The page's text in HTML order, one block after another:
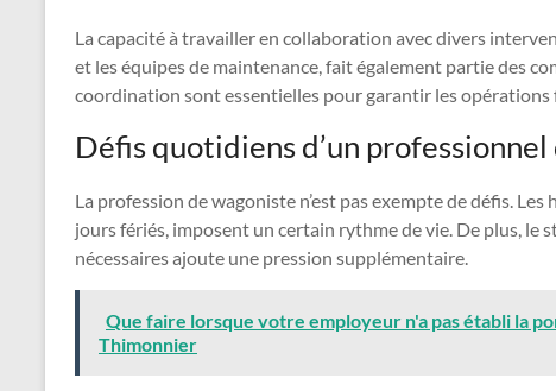
La capacité à travailler en collaboration avec divers
et les équipes de maintenance, fait également partie des
coordination sont essentielles pour garantir les opérations
Défis quotidiens d’un professionnel
La profession de wagoniste n’est pas exempte de défis.
jours fériés, imposent un certain rythme de vie. De plus, le
nécessaires ajoute une pression supplémentaire.
Que faire lorsque votre employeur n'a pas établi la
Thimonnier